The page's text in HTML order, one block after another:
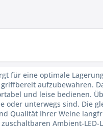
für eine optimale
aufzubewahren.
und leise bedienen.
oder unterwegs sind. Die
Qualität Ihrer Weine
Ambient-LED-